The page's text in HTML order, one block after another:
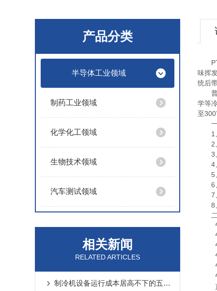
产品分类
半导体工业领域
制药工业领域
化学化工领域
生物技术领域
汽车测试领域
相关新闻
RELATED ARTICLES
制冷机设备运行成本居高不下的五大症结
味挥
统后
普泰
学等
至
一
1、
2、
3、
4、
5、
6、
7、
8、
二
气
气
气
气
气
气
直